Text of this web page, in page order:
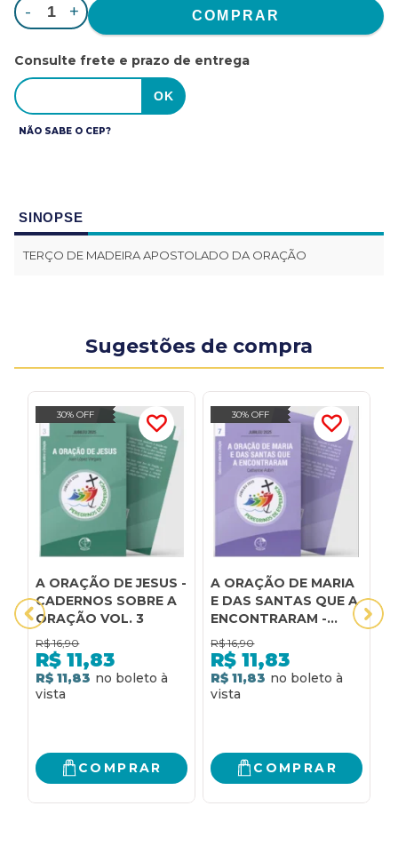
- +
Consulte frete e prazo de entrega
NÃO SABE O CEP?
SINOPSE
TERÇO DE MADEIRA APOSTOLADO DA ORAÇÃO
Sugestões de compra
30% OFF
A ORAÇÃO DE JESUS -
CADERNOS SOBRE A
ORAÇÃO VOL. 3
R$ 16,90
R$ 11,83
R$ 11,83
COMPRAR
30% OFF
A ORAÇÃO DE MARIA
E DAS SANTAS QUE A
ENCONTRARAM -
CADERNOS SOBRE A
ORAÇÃO VOL. 7
R$ 16,90
R$ 11,83
R$ 11,83
COMPRAR